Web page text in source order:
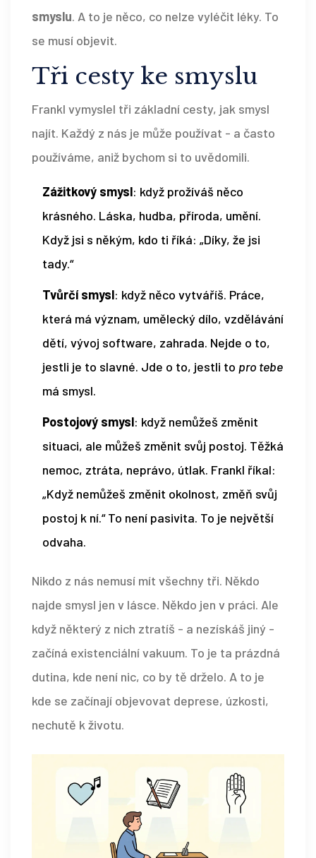
smyslu. A to je něco, co nelze vyléčit léky. To
se musí objevit.
Tři cesty ke smyslu
Frankl vymyslel tři základní cesty, jak smysl
najít. Každý z nás je může používat - a často
používáme, aniž bychom si to uvědomili.
Zážitkový smysl: když prožíváš něco
krásného. Láska, hudba, příroda, umění.
Když jsi s někým, kdo ti říká: „Díky, že jsi
tady.“
Tvůrčí smysl: když něco vytváříš. Práce,
která má význam, umělecký dílo, vzdělávání
dětí, vývoj software, zahrada. Nejde o to,
jestli je to slavné. Jde o to, jestli to pro tebe
má smysl.
Postojový smysl: když nemůžeš změnit
situaci, ale můžeš změnit svůj postoj. Těžká
nemoc, ztráta, neprávo, útlak. Frankl říkal:
„Když nemůžeš změnit okolnost, změň svůj
postoj k ní.“ To není pasivita. To je největší
odvaha.
Nikdo z nás nemusí mít všechny tři. Někdo
najde smysl jen v lásce. Někdo jen v práci. Ale
když některý z nich ztratíš - a nezískáš jiný -
začíná existenciální vakuum. To je ta prázdná
dutina, kde není nic, co by tě drželo. A to je
kde se začínají objevovat deprese, úzkosti,
nechutě k životu.